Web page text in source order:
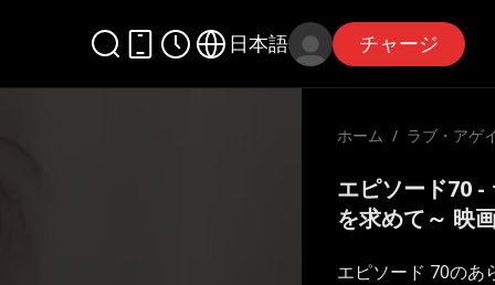
日本語 チャージ
ホーム / ラブ・アゲ
エピソード70 -
を求めて～ 映
エピソード 70のあ